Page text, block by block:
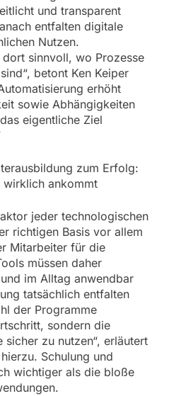
und transparent
entfalten digitale
Nutzen.
sinnvoll, wo Prozesse
betont Ken Keiper
erhöht
sowie Abhängigkeiten
eigentliche Ziel
zum Erfolg:
wirklich ankommt
jeder technologischen
richtigen Basis vor allem
Mitarbeiter für die
müssen daher
im Alltag anwendbar
tatsächlich entfalten
der Programme
sondern die
sicher zu nutzen“, erläutert
Schulung und
wichtiger als die bloße